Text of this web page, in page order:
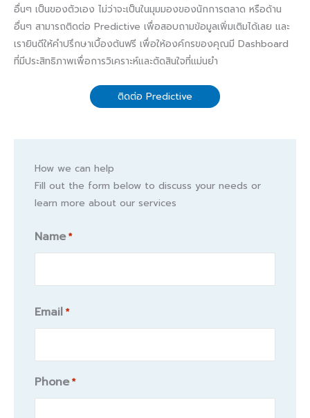
อื่นๆ เป็นของตัวเอง ไม่ว่าจะเป็นในมุมมองของนักการตลาด หรือด้าน
อื่นๆ สามารถติดต่อ Predictive เพื่อสอบถามข้อมูลเพิ่มเติมได้เลย และ
เรายินดีให้คำปรึกษาเบื้องต้นฟรี เพื่อให้องค์กรของคุณมี Dashboard
ที่มีประสิทธิภาพเพื่อการวิเคราะห์และตัดสินใจที่แม่นยำ
ติดต่อ Predictive
How we can help
Fill out the form below to discuss your needs or
learn more about our services
Name *
Name
Email *
Phone *